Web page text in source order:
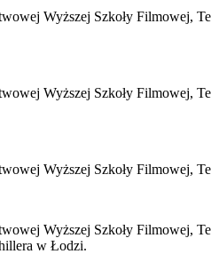
Wyższej Szkoły
Wyższej Szkoły Filmowej,
Wyższej Szkoły
Wyższej Szkoły
w Łodzi.